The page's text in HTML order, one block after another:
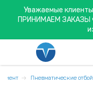
Уважаемые
ПРИНИМАЕМ ЗАКАЗЫ
Пневматические